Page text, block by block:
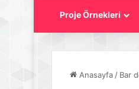
Proje Örnekleri
Anasayfa / Bar